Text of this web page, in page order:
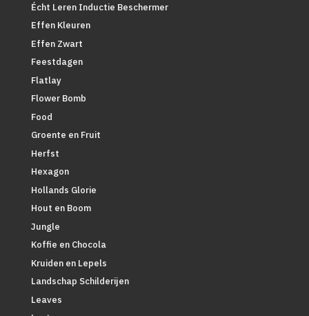
Écht Leren Inductie Beschermer
Effen Kleuren
Effen Zwart
Feestdagen
Flatlay
Flower Bomb
Food
Groente en Fruit
Herfst
Hexagon
Hollands Glorie
Hout en Boom
Jungle
Koffie en Chocola
Kruiden en Lepels
Landschap Schilderijen
Leaves